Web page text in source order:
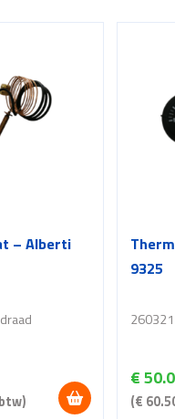
– Alberti
9325
€
(€
260321